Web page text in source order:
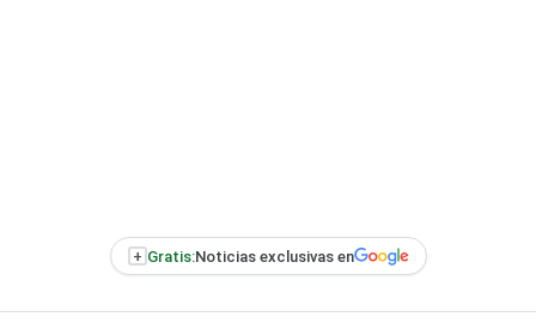
+ Gratis:Noticias exclusivas en